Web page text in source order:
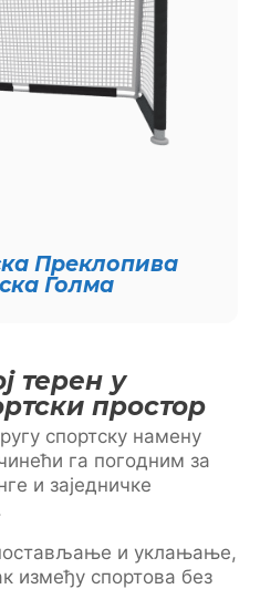
Преклопива
Голма
терен у
простор
спортску намену
га погодним за
и заједничке
и уклањање,
између спортова без